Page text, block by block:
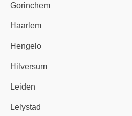
Gorinchem
Haarlem
Hengelo
Hilversum
Leiden
Lelystad